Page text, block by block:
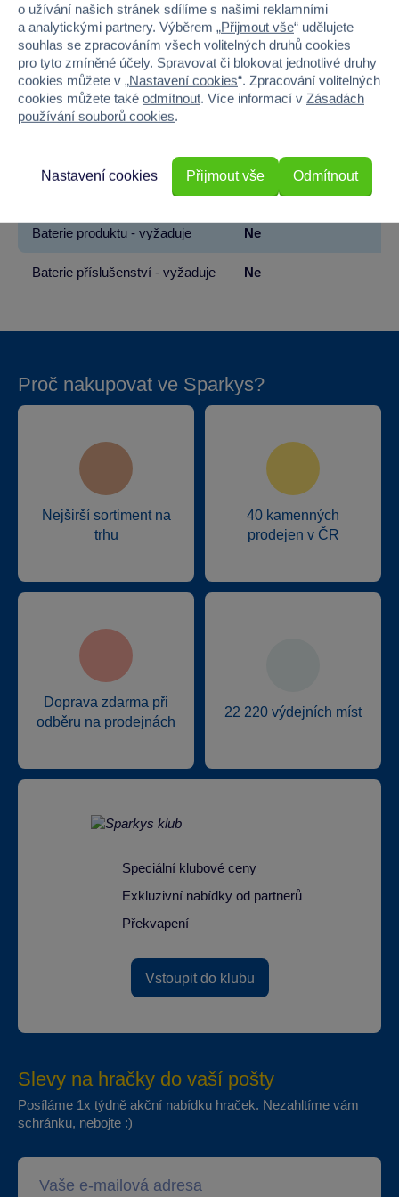
Materiál PLAST
Šířka 17
Výška
17
368
Baterie produktu - vyžaduje Ne
Baterie příslušenství - vyžaduje Ne
Proč nakupovat ve Sparkys?
Nejširší sortiment na
trhu
40 kamenných
prodejen v ČR
Doprava zdarma při
odběru na prodejnách
22 220 výdejních míst
Speciální klubové ceny
Exkluzivní nabídky od partnerů
Překvapení
Vstoupit do klubu
Slevy na hračky do vaší pošty
Posíláme 1x týdně akční nabídku hraček. Nezahltíme vám
schránku, nebojte :)
o užívání našich stránek sdílíme s našimi reklamními
a analytickými partnery. Výběrem „Přijmout vše“ udělujete
souhlas se zpracováním všech volitelných druhů cookies
pro tyto zmíněné účely. Spravovat či blokovat jednotlivé druhy
cookies můžete v „Nastavení cookies“. Zpracování volitelných
cookies můžete také odmítnout. Více informací v Zásadách
používání souborů cookies.
Odmítnout
Nastavení cookies Přijmout vše